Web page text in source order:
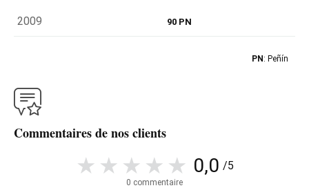
2009 90 PN
PN: Peñín
Commentaires de nos clients
0,0 /5
0 commentaire